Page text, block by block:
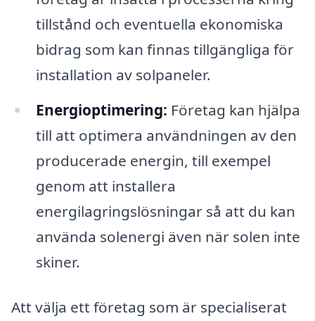
tillstånd och eventuella ekonomiska
bidrag som kan finnas tillgängliga för
installation av solpaneler.
Energioptimering: Företag kan hjälpa
till att optimera användningen av den
producerade energin, till exempel
genom att installera
energilagringslösningar så att du kan
använda solenergi även när solen inte
skiner.
Att välja ett företag som är specialiserat